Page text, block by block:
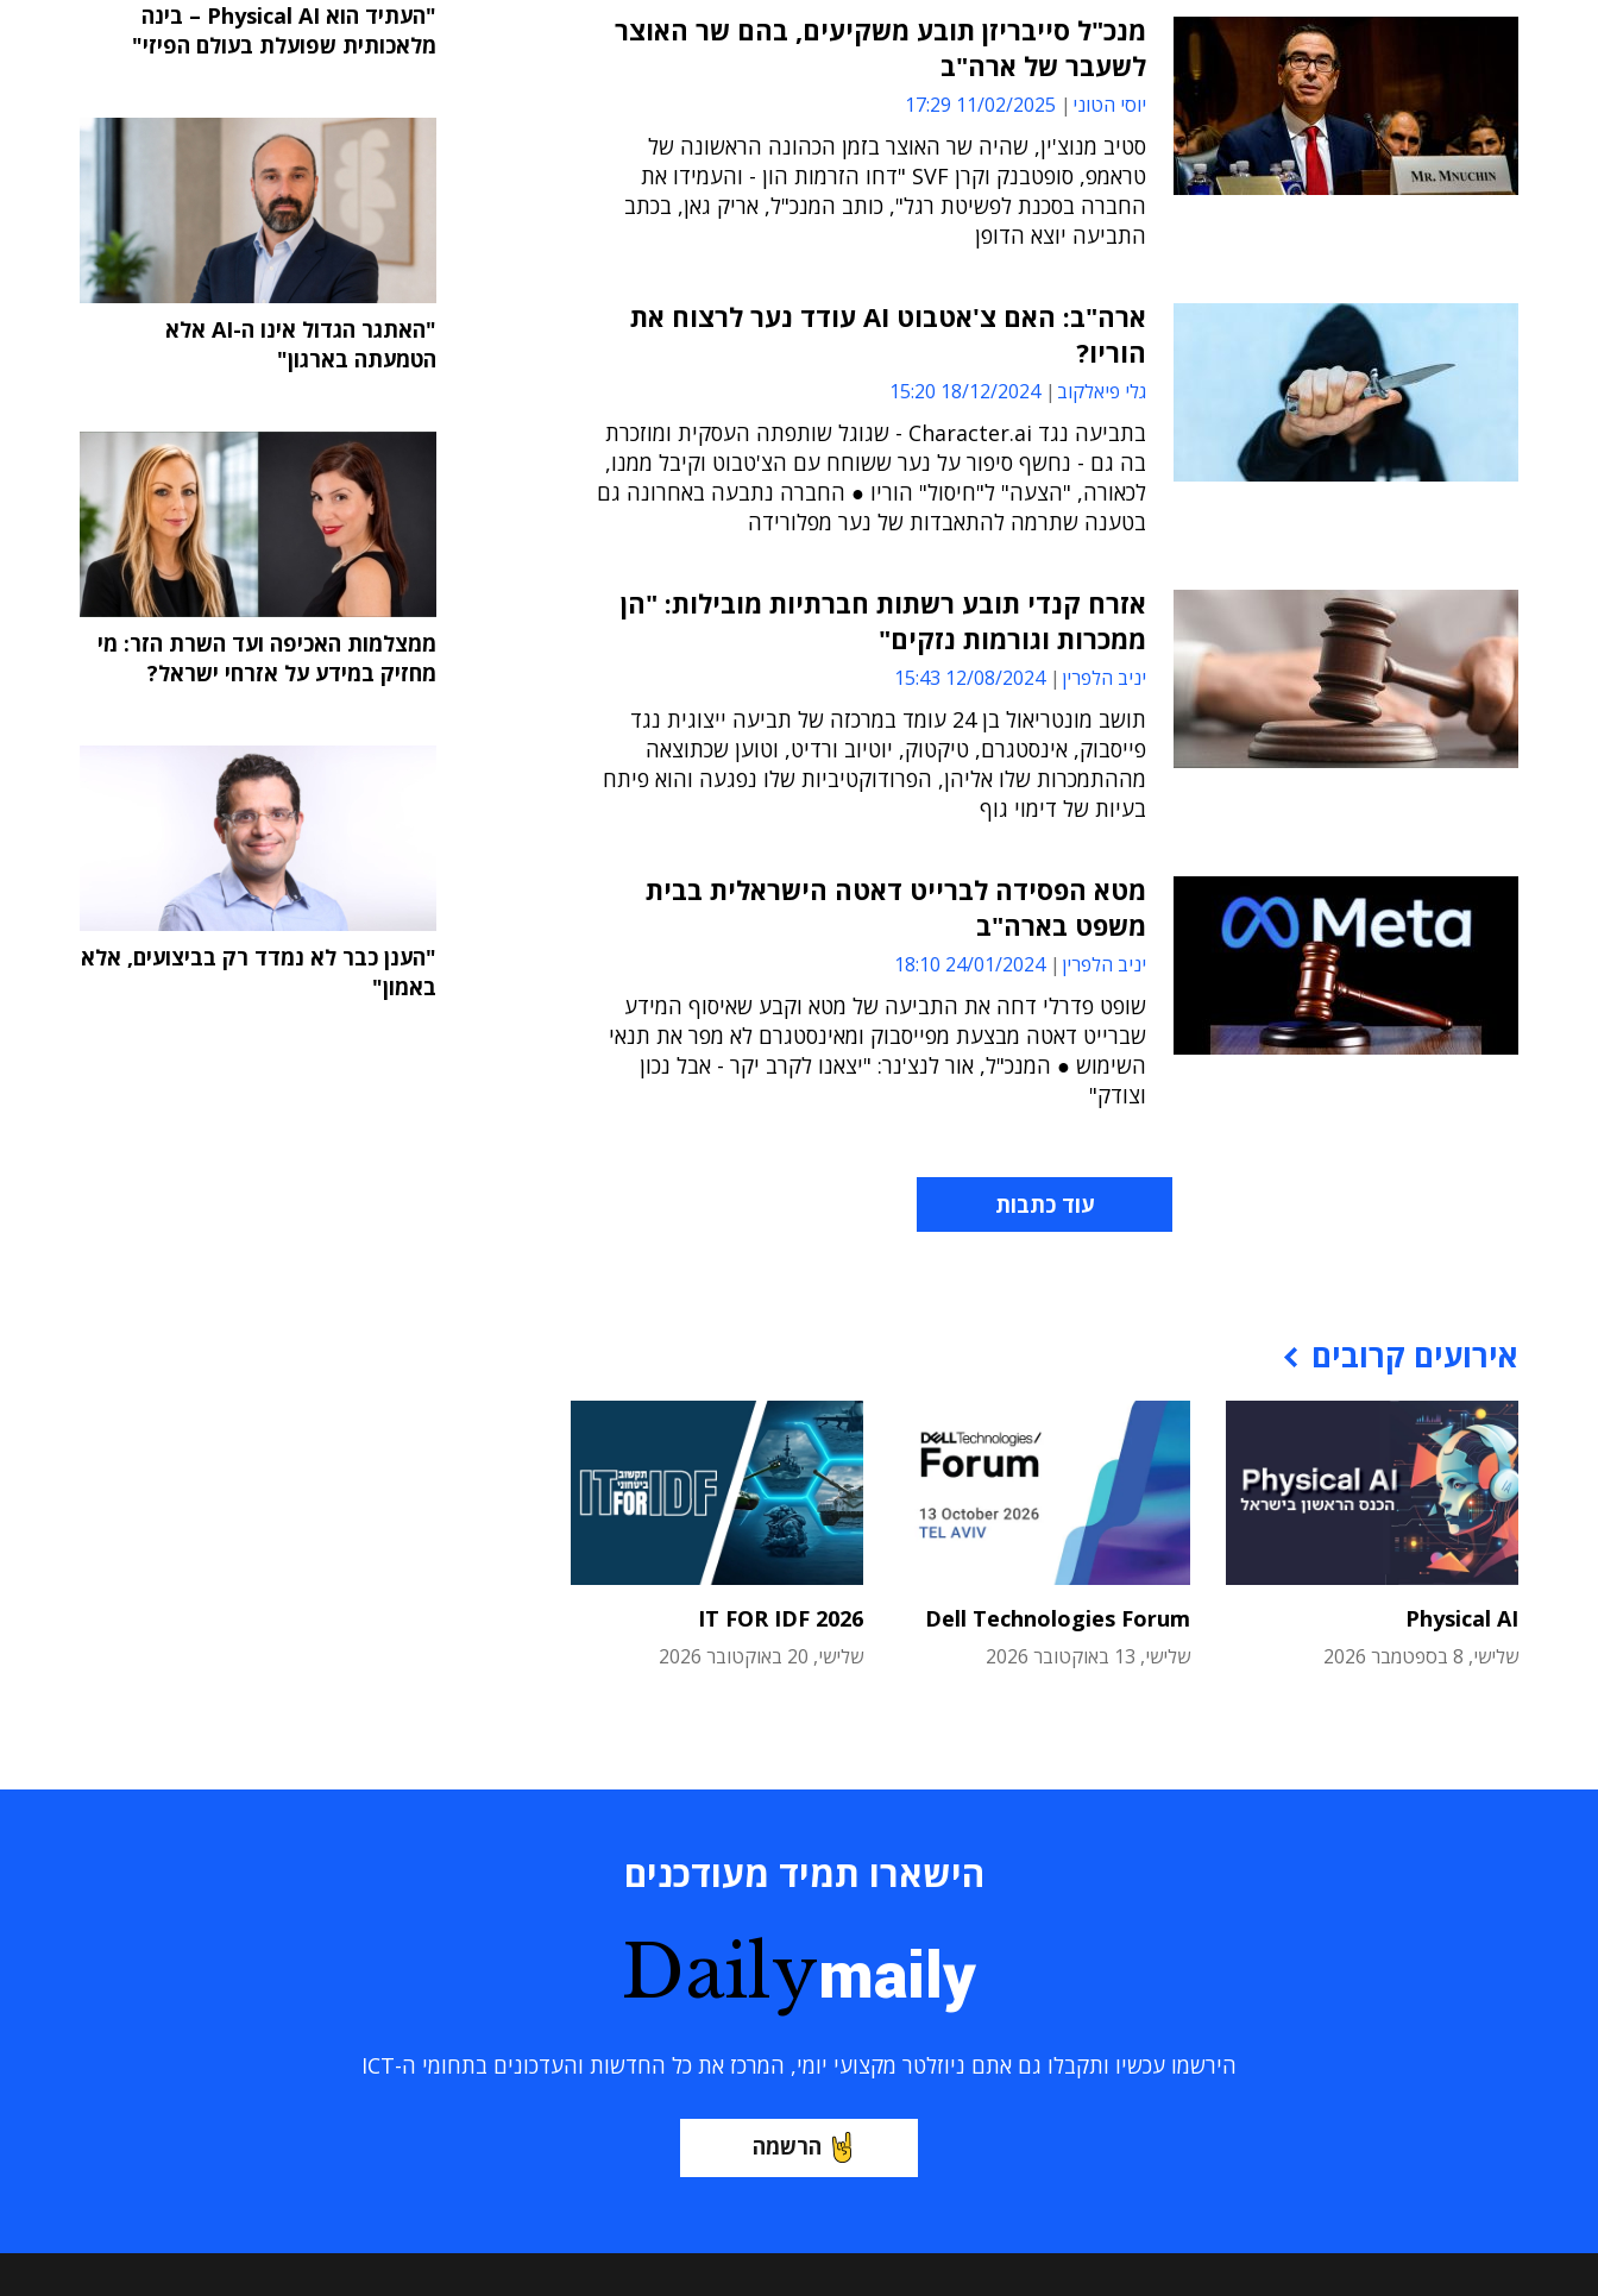
מנכ"ל סייבריזן תובע משקיעים, בהם שר האוצר
לשעבר של ארה"ב
יוסי הטוני 11/02/2025 17:29
סטיב מנוצ'ין, שהיה שר האוצר בזמן הכהונה הראשונה של
טראמפ, סופטבנק וקרן SVF "דחו הזרמות הון - והעמידו את
החברה בסכנת לפשיטת רגל", כותב המנכ"ל, אריק גאן, בכתב
התביעה יוצא הדופן
ארה"ב: האם צ'אטבוט AI עודד נער לרצוח את
הוריו?
גלי פיאלקוב 18/12/2024 15:20
בתביעה נגד Character.ai - שגוגל שותפתה העסקית ומוזכרת
בה גם - נחשף סיפור על נער ששוחח עם הצ'טבוט וקיבל ממנו,
לכאורה, "הצעה" ל"חיסול" הוריו ● החברה נתבעה באחרונה גם
בטענה שתרמה להתאבדות של נער מפלורידה
אזרח קנדי תובע רשתות חברתיות מובילות: "הן
ממכרות וגורמות נזקים"
יניב הלפרין 12/08/2024 15:43
תושב מונטריאול בן 24 עומד במרכזה של תביעה ייצוגית נגד
פייסבוק, אינסטגרם, טיקטוק, יוטיוב ורדיט, וטוען שכתוצאה
מההתמכרות שלו אליהן, הפרודוקטיביות שלו נפגעה והוא פיתח
בעיות של דימוי גוף
מטא הפסידה לברייט דאטה הישראלית בבית
משפט בארה"ב
יניב הלפרין 24/01/2024 18:10
שופט פדרלי דחה את התביעה של מטא וקבע שאיסוף המידע
שברייט דאטה מבצעת מפייסבוק ומאינסטגרם לא מפר את תנאי
השימוש ● המנכ"ל, אור לנצ'נר: "יצאנו לקרב יקר - אבל נכון
וצודק"
עוד כתבות
אירועים קרובים
Physical AI
שלישי, 8 בספטמבר 2026
Dell Technologies Forum
שלישי, 13 באוקטובר 2026
IT FOR IDF 2026
שלישי, 20 באוקטובר 2026
"העתיד הוא Physical AI – בינה
מלאכותית שפועלת בעולם הפיזי"
"האתגר הגדול אינו ה-AI אלא
הטמעתה בארגון"
ממצלמות האכיפה ועד השרת הזר: מי
מחזיק במידע על אזרחי ישראל?
"הענן כבר לא נמדד רק בביצועים, אלא
באמון"
הישארו תמיד מעודכנים
Dailymaily
הירשמו עכשיו ותקבלו גם אתם ניוזלטר מקצועי יומי, המרכז את כל החדשות והעדכונים בתחומי ה-ICT
הרשמה